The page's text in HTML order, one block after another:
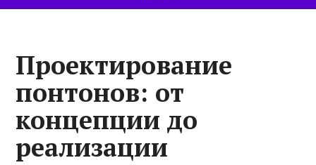
Проектирование
понтонов: от
концепции до
реализации